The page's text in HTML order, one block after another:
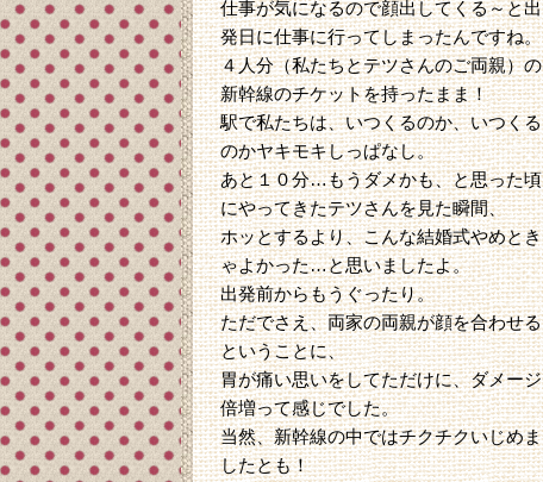
仕事が気になるので顔出してくる～と出
発日に仕事に行ってしまったんですね。
４人分（私たちとテツさんのご両親）の
新幹線のチケットを持ったまま！
駅で私たちは、いつくるのか、いつくる
のかヤキモキしっぱなし。
あと１０分…もうダメかも、と思った頃
にやってきたテツさんを見た瞬間、
ホッとするより、こんな結婚式やめとき
ゃよかった…と思いましたよ。
出発前からもうぐったり。
ただでさえ、両家の両親が顔を合わせる
ということに、
胃が痛い思いをしてただけに、ダメージ
倍増って感じでした。
当然、新幹線の中ではチクチクいじめま
したとも！